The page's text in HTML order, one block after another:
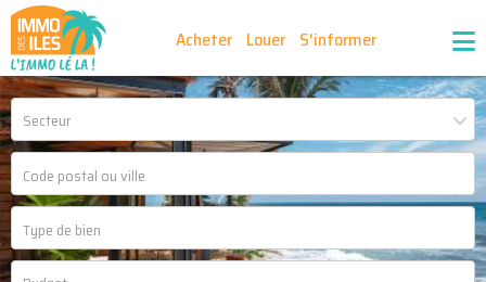
Acheter Louer S'informer
Nos outils Ma sélection d'annonces
Recrutement Partenaires
Secteur